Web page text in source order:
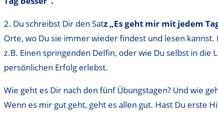
2. Du schreibst Dir den Satz „Es geht mir mit jedem
Orte, wo Du sie immer wieder findest und lesen
z.B. Einen springenden Delfin, oder wie Du selbst in
persönlichen Erfolg erlebst.
Wie geht es Dir nach den fünf Übungstagen? Und wie
Wenn es mir gut geht, geht es allen gut. Hast Du erste